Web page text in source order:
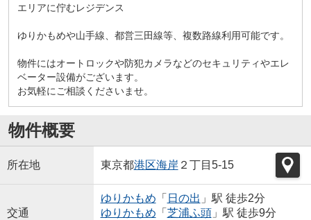
エリアに佇むレジデンス
ゆりかもめや山手線、都営三田線等、複数路線利用可能です。
物件にはオートロックや防犯カメラなどのセキュリティやエレ
ベーター設備がございます。
お気軽にご相談くださいませ。
物件概要
所在地 東京都港区海岸 ２丁目5-15
交通
ゆりかもめ 「 日の出 」駅 徒歩2分
ゆりかもめ 「 芝浦ふ頭」駅 徒歩9分